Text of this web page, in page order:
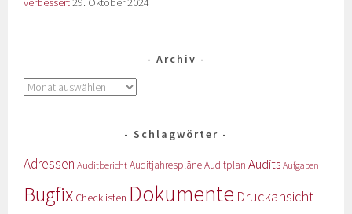
Archiv
Schlagwörter
Adressen AuditberichtAuditjahrespläneAuditplan Audits Aufgaben
Bugfix Checklisten Dokumente Druckansicht